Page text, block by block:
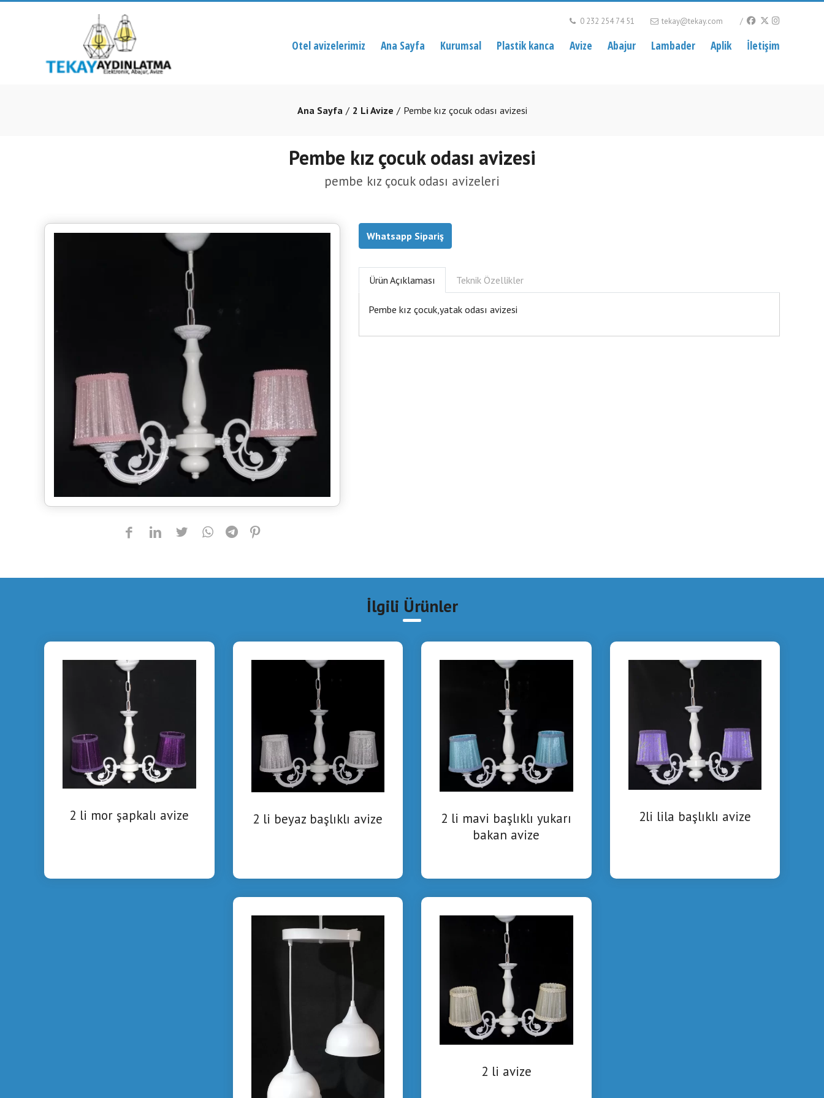
0 232 254 74 51 tekay@tekay.com
Otel avizelerimiz Ana Sayfa Kurumsal Plastik kanca Avize Abajur Lambader Aplik İletişim
Ana Sayfa 2 Li Avize Pembe kız çocuk odası avizesi
Pembe kız çocuk odası avizesi
pembe kız çocuk odası avizeleri
Whatsapp Sipariş
Ürün Açıklaması Teknik Özellikler
Pembe kız çocuk,yatak odası avizesi
İlgili Ürünler
2 li mor şapkalı avize 2 li beyaz başlıklı avize
2 li mavi başlıklı yukarı
bakan avize
2li lila başlıklı avize
2 li avize